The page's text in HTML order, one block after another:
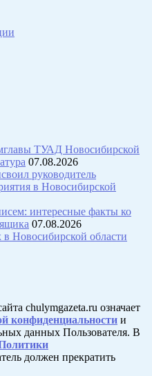
ТУАД Новосибирской
07.08.2026
руководитель
в Новосибирской
интересные факты ко
07.08.2026
Новосибирской области
chulymgazeta.ru означает
конфиденциальности и
данных Пользователя. В
должен прекратить